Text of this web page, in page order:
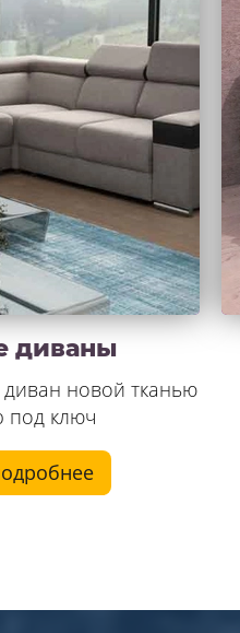
диваны
новой тканью
под ключ